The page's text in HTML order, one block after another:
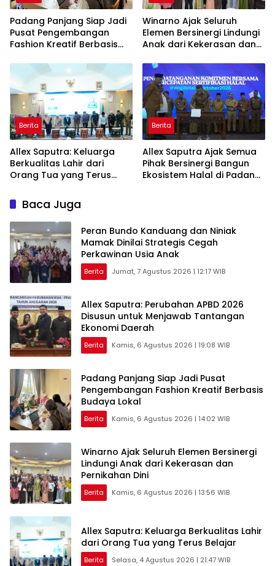
Padang Panjang Siap Jadi
Pusat Pengembangan
Fashion Kreatif Berbasis
Winarno Ajak Seluruh
Elemen Bersinergi Lindungi
Anak dari Kekerasan dan
Berita
Allex Saputra: Keluarga
Berkualitas Lahir dari
Orang Tua yang Terus
Berita
Allex Saputra Ajak Semua
Pihak Bersinergi Bangun
Ekosistem Halal di Padang
Baca Juga
Peran Bundo Kanduang dan Niniak
Mamak Dinilai Strategis Cegah
Perkawinan Usia Anak
Berita Jumat, 7 Agustus 2026 | 12:17 WIB
Allex Saputra: Perubahan APBD 2026
Disusun untuk Menjawab Tantangan
Ekonomi Daerah
Berita Kamis, 6 Agustus 2026 | 19:08 WIB
Padang Panjang Siap Jadi Pusat
Pengembangan Fashion Kreatif Berbasis
Budaya Lokal
Berita Kamis, 6 Agustus 2026 | 14:02 WIB
Winarno Ajak Seluruh Elemen Bersinergi
Lindungi Anak dari Kekerasan dan
Pernikahan Dini
Berita Kamis, 6 Agustus 2026 | 13:56 WIB
Allex Saputra: Keluarga Berkualitas Lahir
dari Orang Tua yang Terus Belajar
Berita Selasa, 4 Agustus 2026 | 21:47 WIB